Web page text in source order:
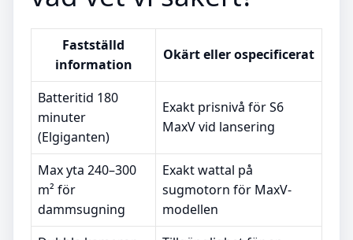
Fastställd
information
Okärt eller ospecificerat
Batteritid 180
minuter
(Elgiganten)
Exakt prisnivå för S6
MaxV vid lansering
Max yta 240–300
m² för
dammsugning
Exakt wattal på
sugmotorn för MaxV-
modellen